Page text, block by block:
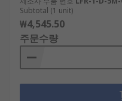
Subtotal (1 unit)
₩4,545.50
주문수량